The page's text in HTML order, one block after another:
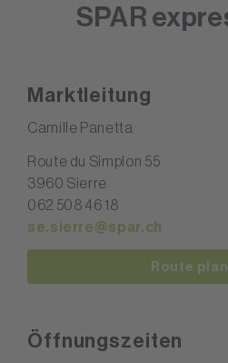
SPAR
Marktleitung
Camille Panetta
Route du Simplon 55
3960 Sierre
062 508 46 18
se.sierre@spar.ch
Route
Öffnungszeiten